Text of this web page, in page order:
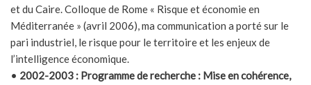
et du Caire. Colloque de Rome « Risque et économie en
Méditerranée » (avril 2006), ma communication a porté sur le
pari industriel, le risque pour le territoire et les enjeux de
l’intelligence économique.
• 2002-2003 : Programme de recherche : Mise en cohérence,